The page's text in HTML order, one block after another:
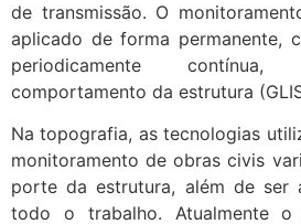
de transmissão. O
aplicado de forma permanente,
periodicamente
comportamento da estrutura
Na topografia, as tecnologias
monitoramento de obras civis
porte da estrutura, além de ser
todo o trabalho. Atualmente